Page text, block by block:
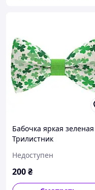
Бабочка яркая зеленая
Трилистник
Недоступен
200₴